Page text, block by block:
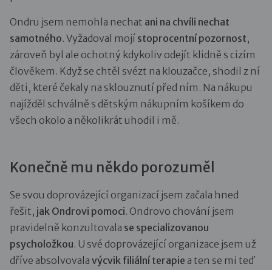
Ondru jsem nemohla nechat ani na chvíli nechat
samotného. Vyžadoval mojí stoprocentní pozornost,
zároveň byl ale ochotný kdykoliv odejít klidně s cizím
člověkem. Když se chtěl svézt na klouzačce, shodil z ní
děti, které čekaly na sklouznutí před ním. Na nákupu
najížděl schválně s dětským nákupním košíkem do
všech okolo a několikrát uhodil i mě.
Konečně mu někdo porozuměl
Se svou doprovázející organizací jsem začala hned
řešit, jak Ondrovi pomoci. Ondrovo chování jsem
pravidelně konzultovala se specializovanou
psycholožkou. U své doprovázející organizace jsem už
dříve absolvovala výcvik filiální terapie a ten se mi teď